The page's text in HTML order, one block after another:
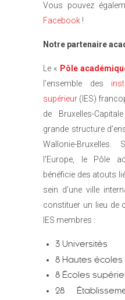
Vous pouvez
Facebook !
Notre partenaire
Le « Pôle
l’ensemble des
supérieur (IES)
de Bruxelles-
grande structure
Wallonie-
l’Europe, le Pôle
bénéficie des atouts
sein d’une ville
constituer un lieu de
IES membres :
3 Universités
8 Hautes écoles
8 Écoles
28